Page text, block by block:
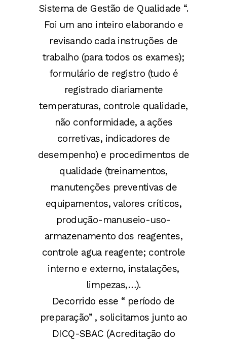
Sistema de Gestão de Qualidade “.
Foi um ano inteiro elaborando e
revisando cada instruções de
trabalho (para todos os exames);
formulário de registro (tudo é
registrado diariamente
temperaturas, controle qualidade,
não conformidade, a ações
corretivas, indicadores de
desempenho) e procedimentos de
qualidade (treinamentos,
manutenções preventivas de
equipamentos, valores críticos,
produção-manuseio-uso-
armazenamento dos reagentes,
controle agua reagente; controle
interno e externo, instalações,
limpezas,…).
Decorrido esse “ período de
preparação” , solicitamos junto ao
DICQ-SBAC (Acreditação do